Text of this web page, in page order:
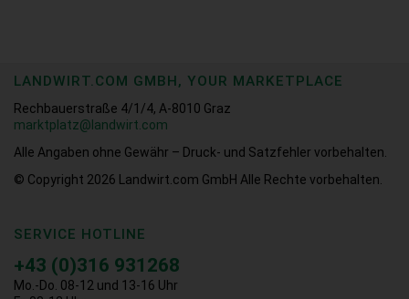
LANDWIRT.COM GMBH, YOUR MARKETPLACE
Rechbauerstraße 4/1/4, A-8010 Graz
marktplatz@landwirt.com
Alle Angaben ohne Gewähr – Druck- und Satzfehler vorbehalten.
© Copyright 2026
Landwirt.com GmbH Alle Rechte vorbehalten.
SERVICE HOTLINE
+43 (0)316 931268
Mo.-Do. 08-12 und 13-16 Uhr